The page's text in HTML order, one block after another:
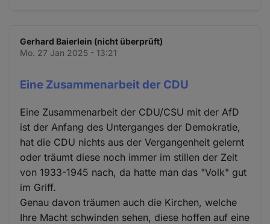
Gerhard Baierlein (nicht überprüft)
Mo. 27 Jan 2025 - 13:21
Eine Zusammenarbeit der CDU
Eine Zusammenarbeit der CDU/CSU mit der AfD
ist der Anfang des Unterganges der Demokratie,
hat die CDU nichts aus der Vergangenheit gelernt
oder träumt diese noch immer im stillen der Zeit
von 1933-1945 nach, da hatte man das "Volk" gut
im Griff.
Genau davon träumen auch die Kirchen, welche
Ihre Macht schwinden sehen, diese hoffen auf eine